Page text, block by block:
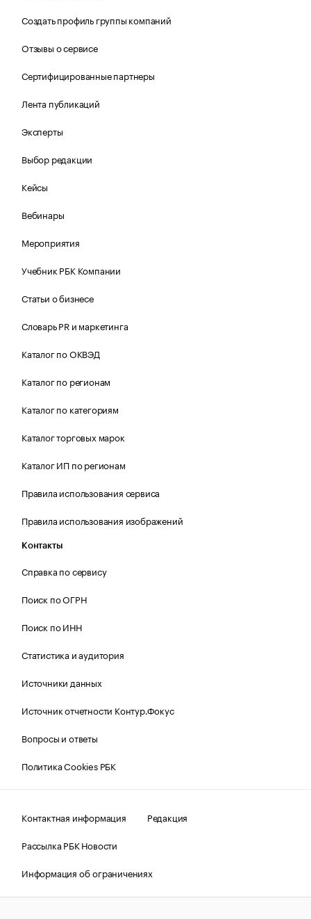
Создать профиль группы компаний
Отзывы о сервисе
Сертифицированные партнеры
Лента публикаций
Эксперты
Выбор редакции
Кейсы
Вебинары
Мероприятия
Учебник РБК Компании
Статьи о бизнесе
Словарь PR и маркетинга
Каталог по ОКВЭД
Каталог по регионам
Каталог по категориям
Каталог торговых марок
Каталог ИП по регионам
Правила использования сервиса
Правила использования изображений
Контакты
Справка по сервису
Поиск по ОГРН
Поиск по ИНН
Статистика и аудитория
Источники данных
Источник отчетности Контур.Фокус
Вопросы и ответы
Политика Cookies РБК
Контактная информация
Редакция
Рассылка РБК Новости
Информация об ограничениях
Правовая информация
О соблюдении авторских прав